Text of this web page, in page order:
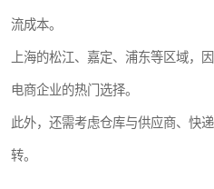
流成本。
上海的松江、嘉定、浦东等区域，
电商企业的热门选择。
此外，还需考虑仓库与供应商、快
转。